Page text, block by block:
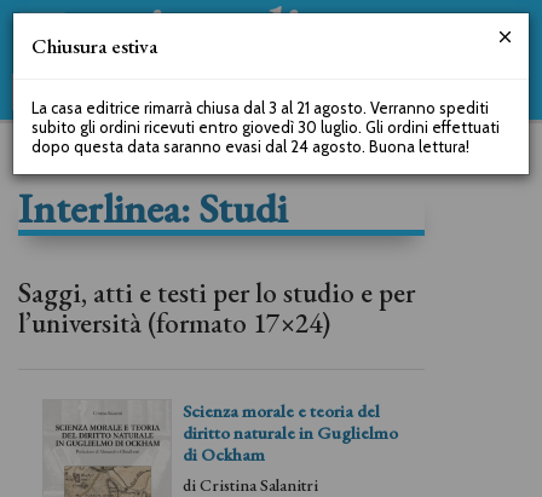
Interlinea: Studi
Saggi, atti e testi per lo studio e per
l’università (formato 17×24)
Scienza morale e teoria del
diritto naturale in Guglielmo
di Ockham
diCristina Salanitri
Chiusura estiva
La casa editrice rimarrà chiusa dal 3 al 21 agosto. Verranno spediti
subito gli ordini ricevuti entro giovedì 30 luglio. Gli ordini effettuati
dopo questa data saranno evasi dal 24 agosto. Buona lettura!